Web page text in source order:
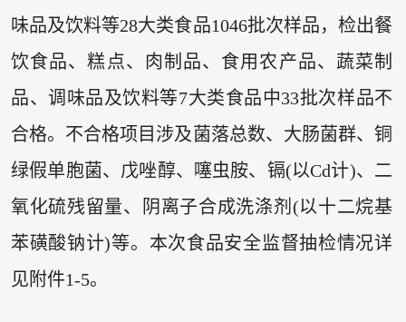
味品及饮料等28大类食品1046批次样品，检出餐
饮食品、糕点、肉制品、食用农产品、蔬菜制
品、调味品及饮料等7大类食品中33批次样品不
合格。不合格项目涉及菌落总数、大肠菌群、铜
绿假单胞菌、戊唑醇、噻虫胺、镉(以Cd计)、二
氧化硫残留量、阴离子合成洗涤剂(以十二烷基
苯磺酸钠计)等。本次食品安全监督抽检情况详
见附件1-5。